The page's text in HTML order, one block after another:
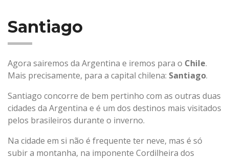
Santiago
Agora sairemos da Argentina e iremos para o Chile.
Mais precisamente, para a capital chilena: Santiago.
Santiago concorre de bem pertinho com as outras duas
cidades da Argentina e é um dos destinos mais visitados
pelos brasileiros durante o inverno.
Na cidade em si não é frequente ter neve, mas é só
subir a montanha, na imponente Cordilheira dos